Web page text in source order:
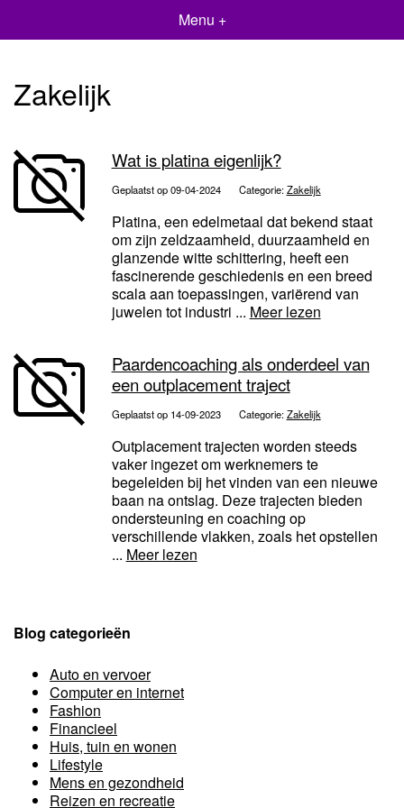
Menu +
Zakelijk
Wat is platina eigenlijk?
Geplaatst op 09-04-2024 Categorie:Zakelijk
Platina, een edelmetaal dat bekend staat
om zijn zeldzaamheid, duurzaamheid en
glanzende witte schittering, heeft een
fascinerende geschiedenis en een breed
scala aan toepassingen, variërend van
juwelen tot industri ... Meer lezen
Paardencoaching als onderdeel van
een outplacement traject
Geplaatst op 14-09-2023 Categorie:Zakelijk
Outplacement trajecten worden steeds
vaker ingezet om werknemers te
begeleiden bij het vinden van een nieuwe
baan na ontslag. Deze trajecten bieden
ondersteuning en coaching op
verschillende vlakken, zoals het opstellen
... Meer lezen
Blog categorieën
Auto en vervoer
Computer en internet
Fashion
Financieel
Huis, tuin en wonen
Lifestyle
Mens en gezondheid
Reizen en recreatie